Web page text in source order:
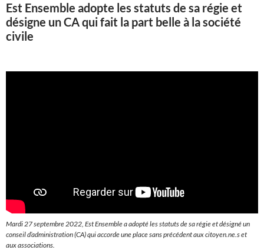
Est Ensemble adopte les statuts de sa régie et
désigne un CA qui fait la part belle à la société
civile
Mardi 27 septembre 2022, Est Ensemble a adopté les statuts de sa régie et désigné un
conseil d’administration (CA) qui accorde une place sans précédent aux citoyen.ne.s et
aux associations.